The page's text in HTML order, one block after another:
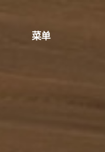
菜单